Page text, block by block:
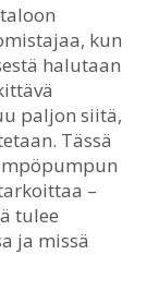
kun
halutaan
paljon siitä,
Tässä
–
tulee
ja missä